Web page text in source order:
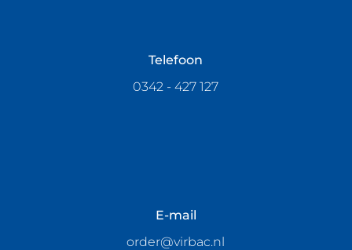
Telefoon
0342 - 427 127
E-mail
order@virbac.nl